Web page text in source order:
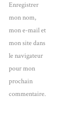
Enregistrer
mon nom,
mon e-mail et
mon site dans
le navigateur
pour mon
prochain
commentaire.